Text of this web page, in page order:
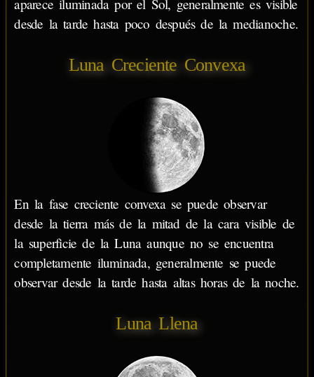
aparece iluminada por el Sol, generalmente es visible
desde la tarde hasta poco después de la medianoche.
Luna Creciente Convexa
En la fase creciente convexa se puede observar
desde la tierra más de la mitad de la cara visible de
la superficie de la Luna aunque no se encuentra
completamente iluminada, generalmente se puede
observar desde la tarde hasta altas horas de la noche.
Luna Llena